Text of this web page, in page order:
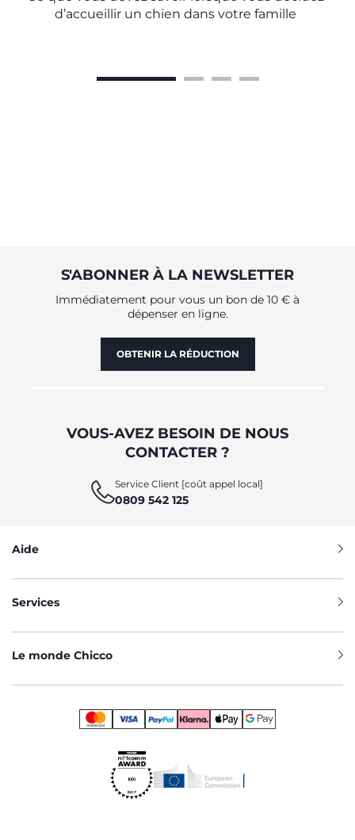
d’accueillir un chien dans votre famille
S'ABONNER À LA NEWSLETTER
Immédiatement pour vous un bon de 10 € à
dépenser en ligne.
OBTENIR LA RÉDUCTION
VOUS-AVEZ BESOIN DE NOUS
CONTACTER ?
Service Client [coût appel local]
0809 542 125
Aide
Services
Le monde Chicco